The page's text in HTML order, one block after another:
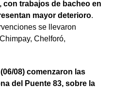
con trabajos de bacheo en
mayor deterioro.
se llevaron
Chelforó,
08) comenzaron las
del Puente 83, sobre la